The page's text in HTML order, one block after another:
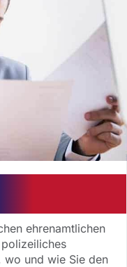
ehrenamtlichen
wo und wie Sie den